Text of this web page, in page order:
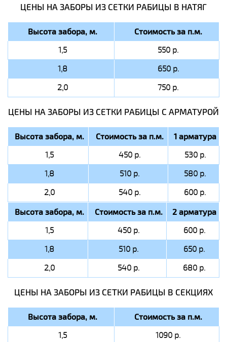
ЦЕНЫ НА ЗАБОРЫ ИЗ СЕТКИ РАБИЦЫ В НАТЯГ
Высота забора, м. Стоимость за п.м.
1,5
550 р.
1,8
650 р.
2,0
750 р.
ЦЕНЫ НА ЗАБОРЫ ИЗ СЕТКИ РАБИЦЫ C АРМАТУРОЙ
Высота забора, м. Стоимость за п.м. 1 арматура
1,5 450 р.
530 р.
1,8
510 р.
580 р.
2,0
540 р. 600 р.
Высота забора, м. Стоимость за п.м. 2 арматура
1,5 450 р.
600 р.
1,8
510 р.
650 р.
2,0
540 р. 680 р.
ЦЕНЫ НА ЗАБОРЫ ИЗ СЕТКИ РАБИЦЫ В СЕКЦИЯХ
Высота забора, м. Стоимость за п.м.
1,5 1090 р.